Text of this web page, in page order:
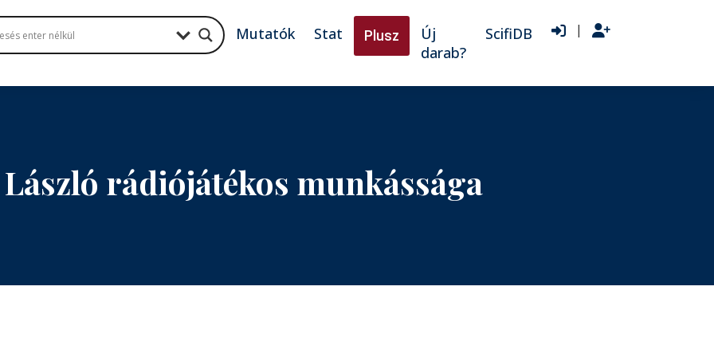
Mutatók Stat Plusz
Új
darab?
ScifiDB |
rádiójátékos munkássága